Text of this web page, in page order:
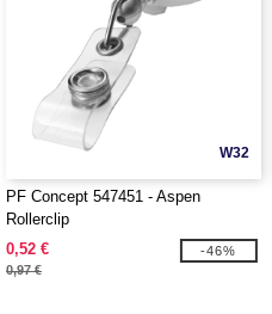
W32
PF Concept 547451 - Aspen
Rollerclip
0,52 €
0,97 €
-46%